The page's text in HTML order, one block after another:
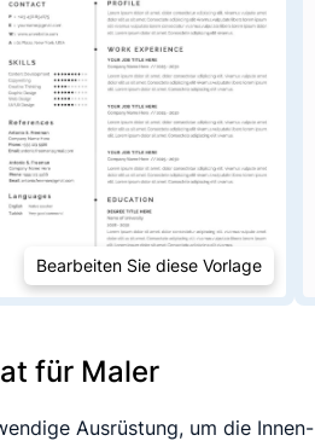
Bearbeiten Sie diese Vorlage
für Maler
Ausrüstung, um die